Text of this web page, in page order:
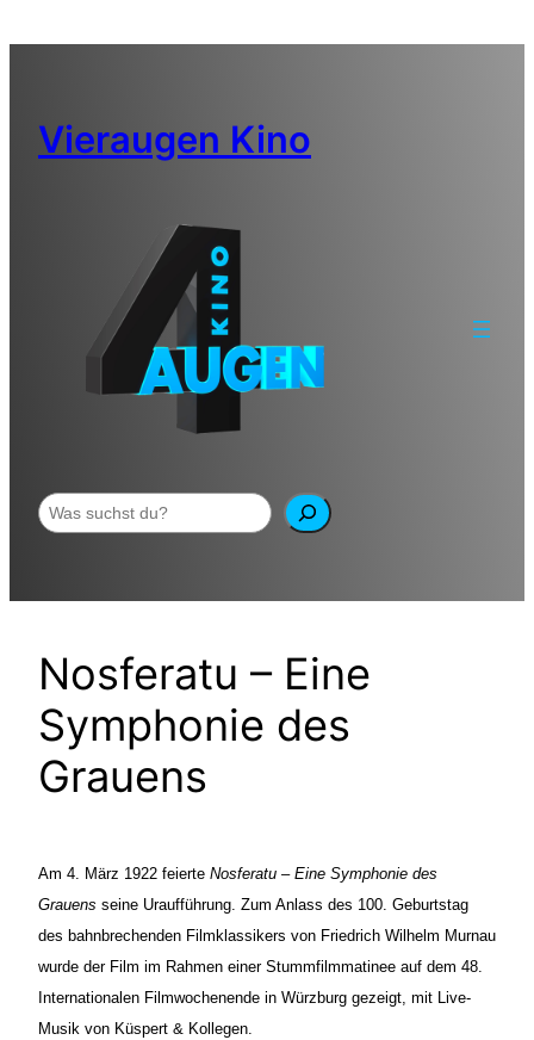
Vieraugen Kino
Suchen
Nosferatu – Eine
Symphonie des
Grauens
Am 4. März 1922 feierte Nosferatu – Eine Symphonie des
Grauens seine Uraufführung. Zum Anlass des 100. Geburtstag
des bahnbrechenden Filmklassikers von Friedrich Wilhelm Murnau
wurde der Film im Rahmen einer Stummfilmmatinee auf dem 48.
Internationalen Filmwochenende in Würzburg gezeigt, mit Live-
Musik von Küspert & Kollegen.